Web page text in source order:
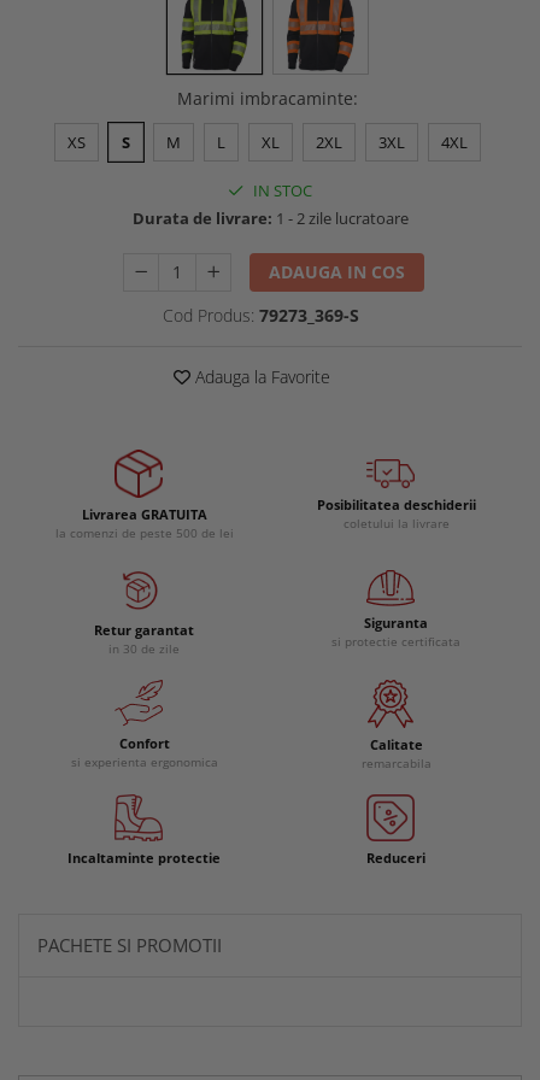
Echipamente specializate
Echipamente muncitori ferma
Echipamente veterinari
Echipamente mulgatori
Echipamente trimeri ongloane
Masti protectie
Marimi imbracaminte:
XS S M L XL 2XL 3XL 4XL
IN STOC
Durata de livrare: 1 - 2 zile lucratoare
ADAUGA IN COS
Cod Produs: 79273_369-S
Adauga la Favorite
Livrarea GRATUITA
la comenzi de peste 500 de lei
Posibilitatea deschiderii
coletului la livrare
Retur garantat
in 30 de zile
Siguranta
si protectie certificata
Confort
si experienta ergonomica
Calitate
remarcabila
Incaltaminte protectie Reduceri
PACHETE SI PROMOTII